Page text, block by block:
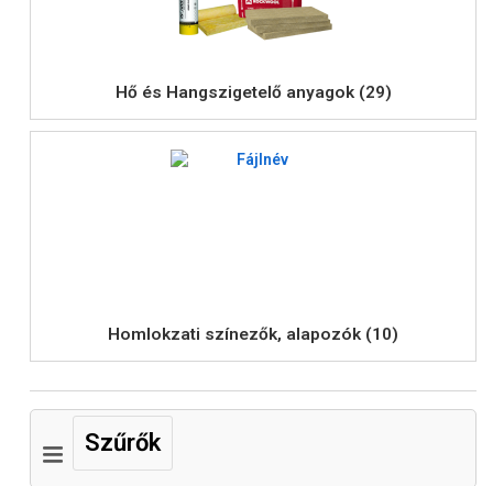
Hő és Hangszigetelő anyagok (29)
Homlokzati színezők, alapozók (10)
Szűrők